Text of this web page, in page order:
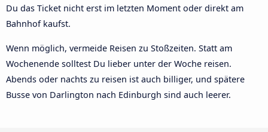
Du das Ticket nicht erst im letzten Moment oder direkt am
Bahnhof kaufst.
Wenn möglich, vermeide Reisen zu Stoßzeiten. Statt am
Wochenende solltest Du lieber unter der Woche reisen.
Abends oder nachts zu reisen ist auch billiger, und spätere
Busse von Darlington nach Edinburgh sind auch leerer.